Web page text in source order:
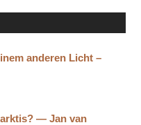
anderen Licht –
— Jan van